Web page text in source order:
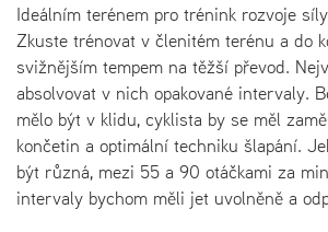
Ideálním terénem pro trénink rozvoje
Zkuste trénovat v členitém terénu a do
svižnějším tempem na těžší převod.
absolvovat v nich opakované intervaly.
mělo být v klidu, cyklista by se měl
končetin a optimální techniku šlapání.
být různá, mezi 55 a 90 otáčkami za
intervaly bychom měli jet uvolněně a